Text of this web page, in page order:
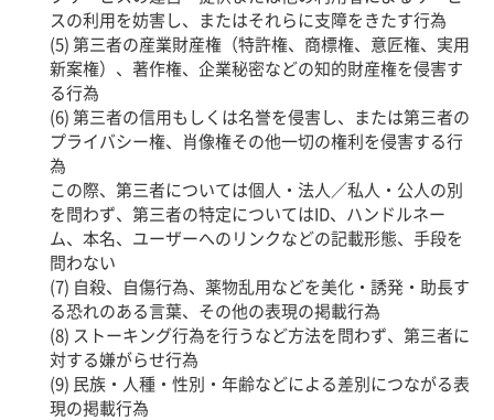
スの利用を妨害し、またはそれらに支障をきたす行為
(5) 第三者の産業財産権（特許権、商標権、意匠権、実用
新案権）、著作権、企業秘密などの知的財産権を侵害す
る行為
(6) 第三者の信用もしくは名誉を侵害し、または第三者の
プライバシー権、肖像権その他一切の権利を侵害する行
為
この際、第三者については個人・法人／私人・公人の別
を問わず、第三者の特定についてはID、ハンドルネー
ム、本名、ユーザーへのリンクなどの記載形態、手段を
問わない
(7) 自殺、自傷行為、薬物乱用などを美化・誘発・助長す
る恐れのある言葉、その他の表現の掲載行為
(8) ストーキング行為を行うなど方法を問わず、第三者に
対する嫌がらせ行為
(9) 民族・人種・性別・年齢などによる差別につながる表
現の掲載行為